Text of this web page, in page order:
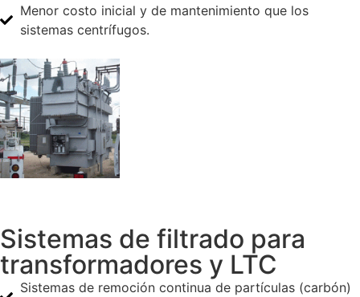
Menor costo inicial y de mantenimiento que los
sistemas centrífugos.
Sistemas de filtrado para
transformadores y LTC
Sistemas de remoción continua de partículas (carbón)